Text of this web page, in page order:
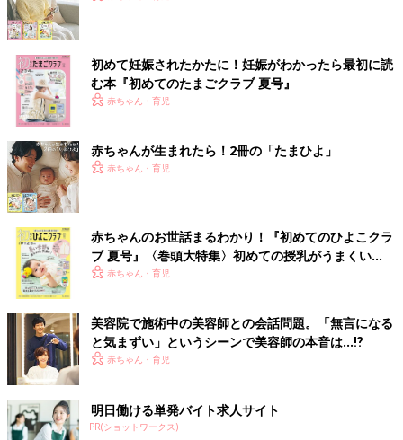
初めて妊娠されたかたに！妊娠がわかったら最初に読
む本『初めてのたまごクラブ 夏号』
赤ちゃん・育児
赤ちゃんが生まれたら！2冊の「たまひよ」
赤ちゃん・育児
赤ちゃんのお世話まるわかり！『初めてのひよこクラ
ブ 夏号』〈巻頭大特集〉初めての授乳がうまくい
く！ おっぱい・ミルクの基本と夏のトラブル 解決テ
赤ちゃん・育児
美容院で施術中の美容師との会話問題。「無言になる
と気まずい」というシーンで美容師の本音は…⁉
赤ちゃん・育児
明日働ける単発バイト求人サイト
PR(ショットワークス)